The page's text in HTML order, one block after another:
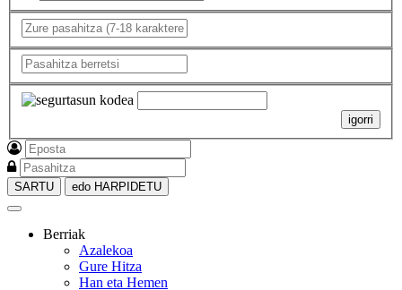
igorri
SARTU edo HARPIDETU
Berriak
Azalekoa
Gure Hitza
Han eta Hemen